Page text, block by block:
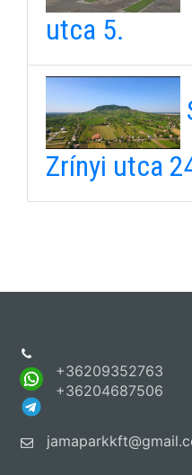
utca 5.
Zrínyi utca
+36209352763
+36204687506